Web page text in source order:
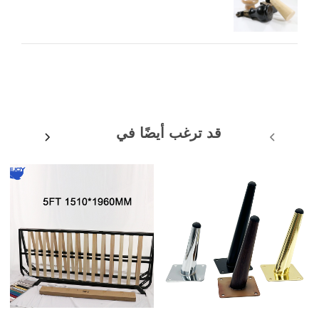
قد ترغب أيضًا في